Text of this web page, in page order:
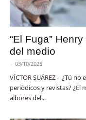
“El Fuga”
del medio
- 03/10/2025
VÍCTOR SUÁREZ - ¿Tú
periódicos y revistas? ¿El
albores del...